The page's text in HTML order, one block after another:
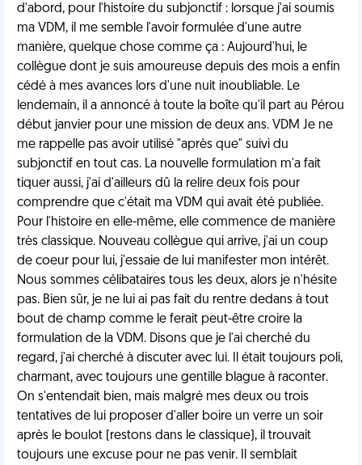
d'abord, pour l'histoire du subjonctif : lorsque j'ai soumis
ma VDM, il me semble l'avoir formulée d'une autre
manière, quelque chose comme ça : Aujourd'hui, le
collègue dont je suis amoureuse depuis des mois a enfin
cédé à mes avances lors d'une nuit inoubliable. Le
lendemain, il a annoncé à toute la boîte qu'il part au Pérou
début janvier pour une mission de deux ans. VDM Je ne
me rappelle pas avoir utilisé "après que" suivi du
subjonctif en tout cas. La nouvelle formulation m'a fait
tiquer aussi, j'ai d'ailleurs dû la relire deux fois pour
comprendre que c'était ma VDM qui avait été publiée.
Pour l'histoire en elle-même, elle commence de manière
très classique. Nouveau collègue qui arrive, j'ai un coup
de coeur pour lui, j'essaie de lui manifester mon intérêt.
Nous sommes célibataires tous les deux, alors je n'hésite
pas. Bien sûr, je ne lui ai pas fait du rentre dedans à tout
bout de champ comme le ferait peut-être croire la
formulation de la VDM. Disons que je l'ai cherché du
regard, j'ai cherché à discuter avec lui. Il était toujours poli,
charmant, avec toujours une gentille blague à raconter.
On s'entendait bien, mais malgré mes deux ou trois
tentatives de lui proposer d'aller boire un verre un soir
après le boulot (restons dans le classique), il trouvait
toujours une excuse pour ne pas venir. Il semblait